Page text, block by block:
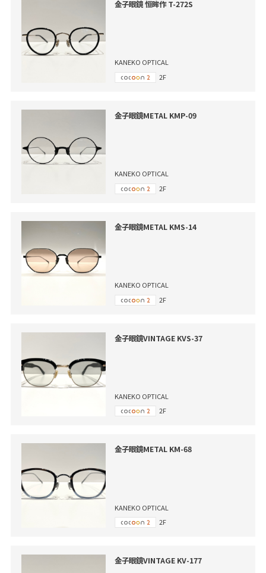
金子眼鏡 恒眸作 T-272S
KANEKO OPTICAL
2F
金子眼鏡METAL KMP-09
KANEKO OPTICAL
2F
金子眼鏡METAL KMS-14
KANEKO OPTICAL
2F
金子眼鏡VINTAGE KVS-37
KANEKO OPTICAL
2F
金子眼鏡METAL KM-68
KANEKO OPTICAL
2F
金子眼鏡VINTAGE KV-177